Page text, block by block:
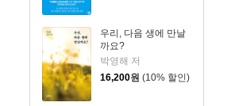
우리, 다음 생에 만날
까요?
박영해 저
16,200원 (10% 할인)